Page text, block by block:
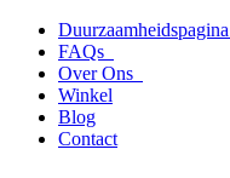
naar
inhoud
Duurzaamheidspagina
FAQs
Over Ons
Winkel
Blog
Contact